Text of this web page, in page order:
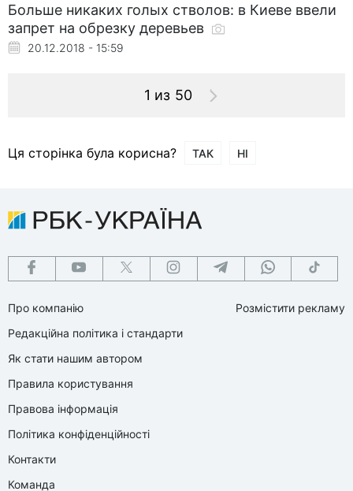
Больше никаких голых стволов: в Киеве ввели
запрет на обрезку деревьев
20.12.2018 - 15:59
1 из 50
Ця сторінка була корисна? ТАК НІ
Про компанію
Редакційна політика і стандарти
Як стати нашим автором
Правила користування
Правова інформація
Політика конфіденційності
Контакти
Команда
Розмістити рекламу